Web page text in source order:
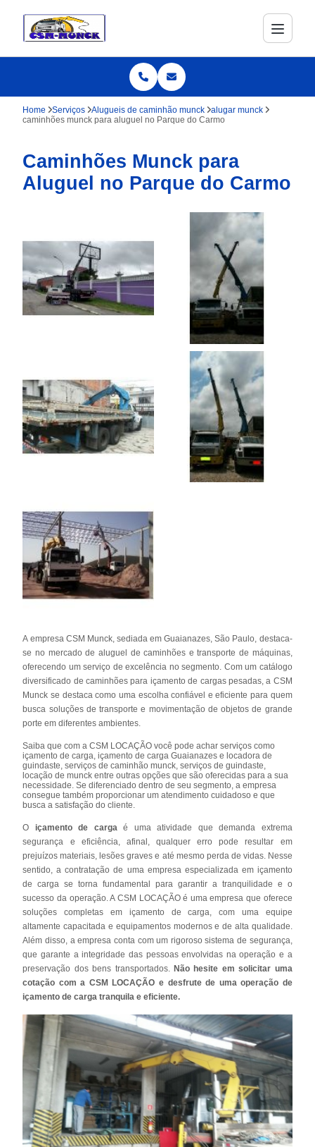
Home Serviços Alugueis de caminhão munck
alugar munck
caminhões munck para aluguel no Parque do Carmo
Caminhões Munck para
Aluguel no Parque do Carmo
A empresa CSM Munck, sediada em Guaianazes, São Paulo, destaca-
se no mercado de aluguel de caminhões e transporte de máquinas,
oferecendo um serviço de excelência no segmento. Com um catálogo
diversificado de caminhões para içamento de cargas pesadas, a CSM
Munck se destaca como uma escolha confiável e eficiente para quem
busca soluções de transporte e movimentação de objetos de grande
porte em diferentes ambientes.
Saiba que com a CSM LOCAÇÃO você pode achar serviços como
içamento de carga, içamento de carga Guaianazes e locadora de
guindaste, serviços de caminhão munck, serviços de guindaste,
locação de munck entre outras opções que são oferecidas para a sua
necessidade. Se diferenciado dentro de seu segmento, a empresa
consegue também proporcionar um atendimento cuidadoso e que
busca a satisfação do cliente.
O içamento de carga é uma atividade que demanda extrema
segurança e eficiência, afinal, qualquer erro pode resultar em
prejuízos materiais, lesões graves e até mesmo perda de vidas. Nesse
sentido, a contratação de uma empresa especializada em içamento
de carga se torna fundamental para garantir a tranquilidade e o
sucesso da operação. A CSM LOCAÇÃO é uma empresa que oferece
soluções completas em içamento de carga, com uma equipe
altamente capacitada e equipamentos modernos e de alta qualidade.
Além disso, a empresa conta com um rigoroso sistema de segurança,
que garante a integridade das pessoas envolvidas na operação e a
preservação dos bens transportados. Não hesite em solicitar uma
cotação com a CSM LOCAÇÃO e desfrute de uma operação de
içamento de carga tranquila e eficiente.